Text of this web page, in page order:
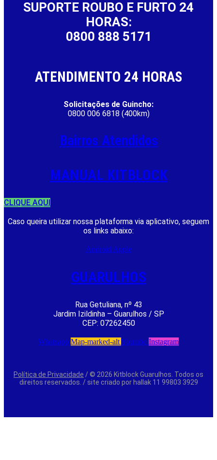
SUPORTE ROUBO E FURTO 24
HORAS:
0800 888 5171
ATENDIMENTO 24 HORAS
Solicitações de Guincho:
0800 006 6818 (400km)
Bairros Atendidos
MANUAL KITBLOCK
CLIQUE AQUI
Caso queira utilizar nossa plataforma via aplicativo, seguem
os links abaixo:
Android Apple
GUARULHOS
Rua Getuliana, nº 43
Jardim Izildinha – Guarulhos / SP
CEP: 07262450
Whatsapp Map-marked-altYoutube Instagram
Política de Privacidade / © 2026 Kitblock Guarulhos. Todos os
direitos reservados. / site criado por hallak 11 99803 3929